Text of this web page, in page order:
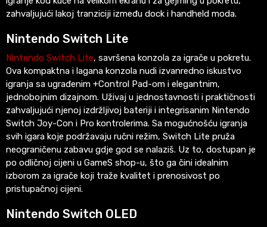
zahvaljujući lakoj tranziciji između dock i handheld moda.
Nintendo Switch Lite
Nintendo Switch Lite, savršena konzola za igrače u pokretu.
Ova kompaktna i lagana konzola nudi izvanredno iskustvo
igranja sa ugrađenim +Control Pad-om i elegantnim,
jednobojnim dizajnom. Uživaj u jednostavnosti i praktičnosti
zahvaljujući njenoj izdržljivoj bateriji i integrisanim Nintendo
Switch Joy-Con i Pro kontrolerima. Sa mogućnošću igranja
svih igara koje podržavaju ručni režim, Switch Lite pruža
neograničenu zabavu gdje god se nalaziš. Uz to, dostupan je
po odličnoj cijeni u GameS shop-u, što ga čini idealnim
izborom za igrače koji traže kvalitet i prenosivost po
pristupačnoj cijeni.
Nintendo Switch OLED